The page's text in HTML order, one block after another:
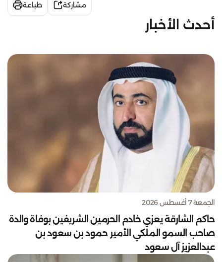
مشاركة طباعة
أحدث الأخبار
الجمعة 7 أغسطس 2026
حاكم الشارقة يعزي خادم الحرمين الشريفين بوفاة والدة
صاحب السمو الملكي الأمير حمود بن سعود بن
عبدالعزيز آل سعود